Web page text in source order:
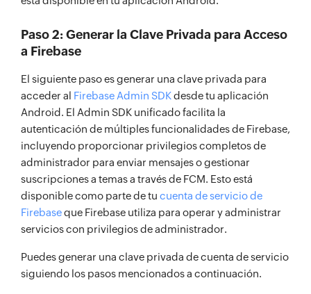
Paso 2: Generar la Clave Privada para Acceso
a Firebase
El siguiente paso es generar una clave privada para
acceder al Firebase Admin SDKdesde tu aplicación
Android. El Admin SDK unificado facilita la
autenticación de múltiples funcionalidades de Firebase,
incluyendo proporcionar privilegios completos de
administrador para enviar mensajes o gestionar
suscripciones a temas a través de FCM. Esto está
disponible como parte de tu cuenta de servicio de
Firebaseque Firebase utiliza para operar y administrar
servicios con privilegios de administrador.
Puedes generar una clave privada de cuenta de servicio
siguiendo los pasos mencionados a continuación.